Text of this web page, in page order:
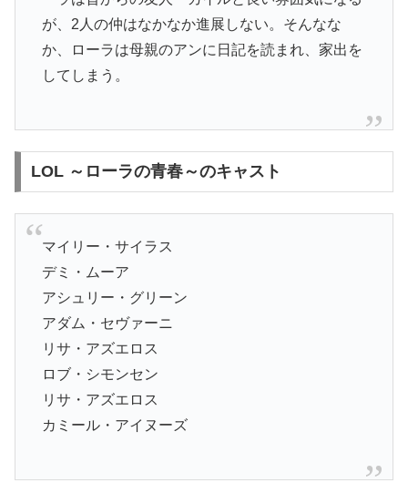
が、2人の仲はなかなか進展しない。そんなな
か、ローラは母親のアンに日記を読まれ、家出を
してしまう。
LOL ～ローラの青春～のキャスト
マイリー・サイラス
デミ・ムーア
アシュリー・グリーン
アダム・セヴァーニ
リサ・アズエロス
ロブ・シモンセン
リサ・アズエロス
カミール・アイヌーズ